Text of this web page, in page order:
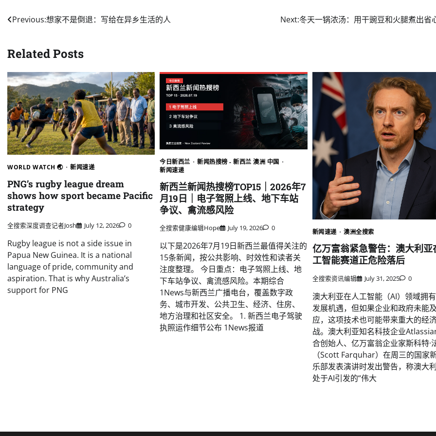
Post
Previous:想家不是倒退：写给在异乡生活的人 Next:冬天一锅浓汤：用干豌豆和火腿煮出省
Related Posts
WORLD WATCH 🌏 新闻速递
PNG’s rugby league dream
shows how sport became Pacific
strategy
全搜索深度调查记者Josh July 12, 2026 0
Rugby league is not a side issue in
Papua New Guinea. It is a national
language of pride, community and
aspiration. That is why Australia’s
support for PNG
今日新西兰
新闻热搜榜 - 新西兰 澳洲 中国
新闻速递
新西兰新闻热搜榜TOP15｜2026年7
月19日｜电子驾照上线、地下车站
争议、禽流感风险
全搜索健康编辑Hope July 19, 2026 0
以下是2026年7月19日新西兰最值得关注的
15条新闻，按公共影响、时效性和读者关
注度整理。 今日重点：电子驾照上线、地
下车站争议、禽流感风险。本期综合
1News与新西兰广播电台，覆盖数字政
务、城市开发、公共卫生、经济、住房、
地方治理和社区安全。 1. 新西兰电子驾驶
执照运作细节公布 1News报道
新闻速递 澳洲全搜索
亿万富翁紧急警告：澳大利亚
工智能赛道正危险落后
全搜索资讯编辑 July 31, 2025 0
澳大利亚在人工智能（AI）领域拥
发展机遇，但如果企业和政府未能
应，这项技术也可能带来重大的经
战。澳大利亚知名科技企业
合创始人、亿万富翁企业家斯科特·
（Scott Farquhar）在周三的国家
乐部发表演讲时发出警告，称澳大
处于AI引发的“伟大